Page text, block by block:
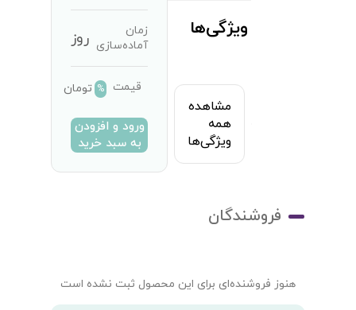
ویژگی‌ها
مشاهده
همه
ویژگی‌ها
زمان
آماده‌سازی روز
قیمت % تومان
ورود و افزودن
به سبد خرید
فروشندگان
هنوز فروشنده‌ای برای این محصول ثبت نشده است